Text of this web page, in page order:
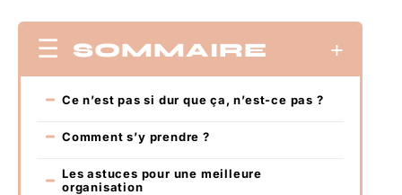
SOMMAIRE
Ce n’est pas si dur que ça, n’est-ce pas ?
Comment s’y prendre ?
Les astuces pour une meilleure
organisation